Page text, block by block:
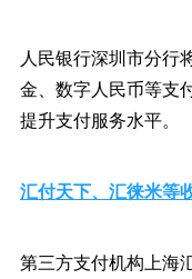
人民银行深圳市分行
金、数字人民币等支
提升支付服务水平。
汇付天下、汇徕米等
第三方支付机构上海